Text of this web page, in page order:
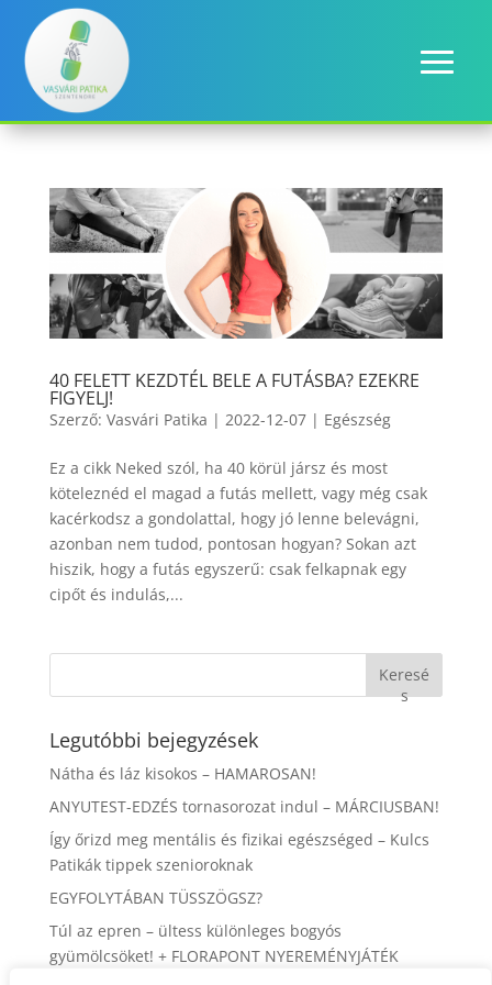
40 FELETT KEZDTÉL BELE A FUTÁSBA? EZEKRE
FIGYELJ!
Szerző: Vasvári Patika | 2022-12-07| Egészség
Ez a cikk Neked szól, ha 40 körül jársz és most
köteleznéd el magad a futás mellett, vagy még csak
kacérkodsz a gondolattal, hogy jó lenne belevágni,
azonban nem tudod, pontosan hogyan? Sokan azt
hiszik, hogy a futás egyszerű: csak felkapnak egy
cipőt és indulás,...
Keresé
s
Legutóbbi bejegyzések
Nátha és láz kisokos – HAMAROSAN!
ANYUTEST-EDZÉS tornasorozat indul – MÁRCIUSBAN!
Így őrizd meg mentális és fizikai egészséged – Kulcs
Patikák tippek szenioroknak
EGYFOLYTÁBAN TÜSSZÖGSZ?
Túl az epren – ültess különleges bogyós
gyümölcsöket! + FLORAPONT NYEREMÉNYJÁTÉK